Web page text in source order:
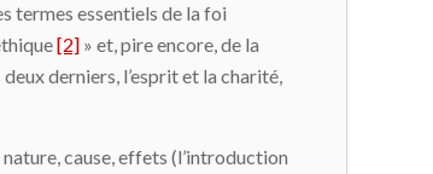
termes essentiels de la foi
[2] » et, pire encore, de la
derniers, l’esprit et la charité,
cause, effets (l’introduction